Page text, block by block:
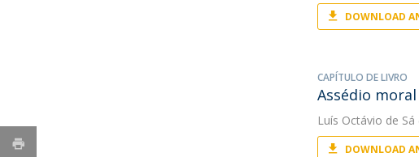
DOWNLOAD
CAPÍTULO DE LIVRO
Assédio
Luís Octávio de Sá
DOWNLOAD